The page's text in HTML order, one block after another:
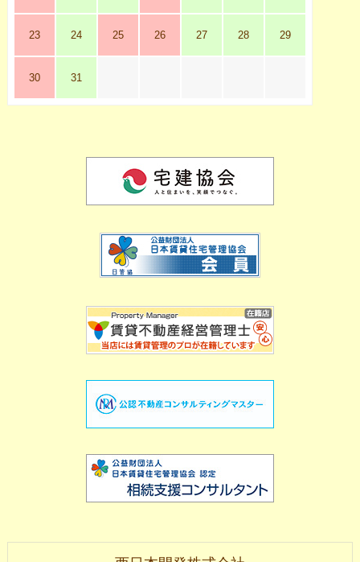
23 24 25 26 27 28 29
30 31